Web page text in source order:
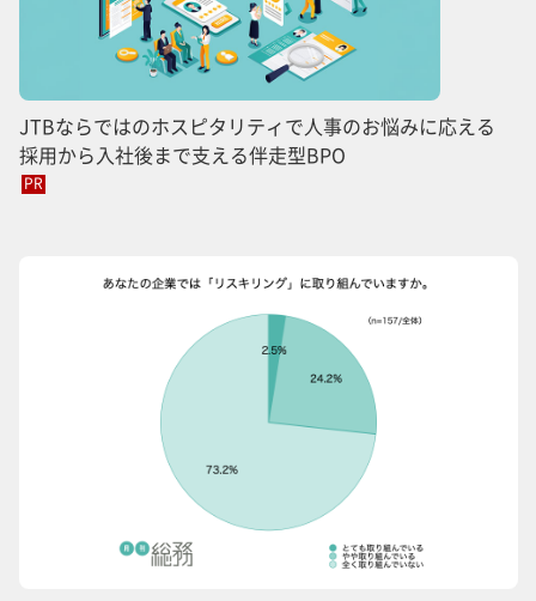
JTBならではのホスピタリティで人事のお悩みに応える
採用から入社後まで支える伴走型BPO
PR